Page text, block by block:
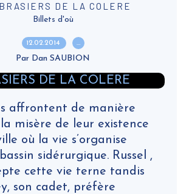
DE LA COLERE
Billets d'où
12.02.2014 …
Par Dan SAUBION
affrontent de manière
misère de leur existence
où la vie s’organise
sidérurgique. Russel ,
cette vie terne tandis
son cadet, préfère